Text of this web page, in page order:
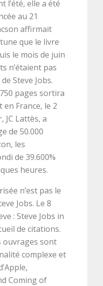
l’été, elle a été
au 21
affirmait
que le livre
le mois de juin
n’étaient pas
Steve Jobs.
pages sortira
France, le 2
JC Lattès, a
de 50.000
les
de 39.600%
heures.
n’est pas le
Jobs. Le 8
: Steve Jobs in
de citations.
ouvrages sont
complexe et
Coming of